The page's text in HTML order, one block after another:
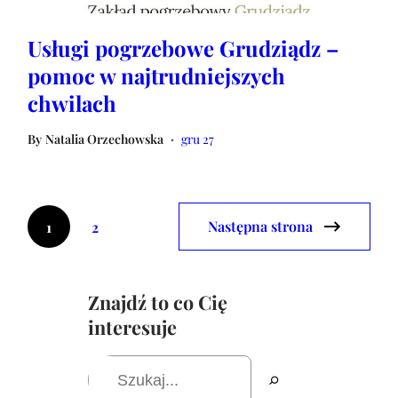
Usługi pogrzebowe Grudziądz –
pomoc w najtrudniejszych
chwilach
By Natalia Orzechowska • gru 27
1 2 Następna strona
Znajdź to co Cię
interesuje
z